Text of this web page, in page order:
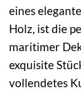
eines
Holz, ist die
maritimer
exquisite
vollendetes